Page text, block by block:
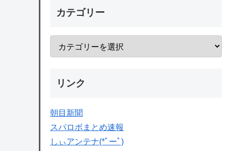
カテゴリー
リンク
朝目新聞
スパロボまとめ速報
しぃアンテナ(*ﾟーﾟ)